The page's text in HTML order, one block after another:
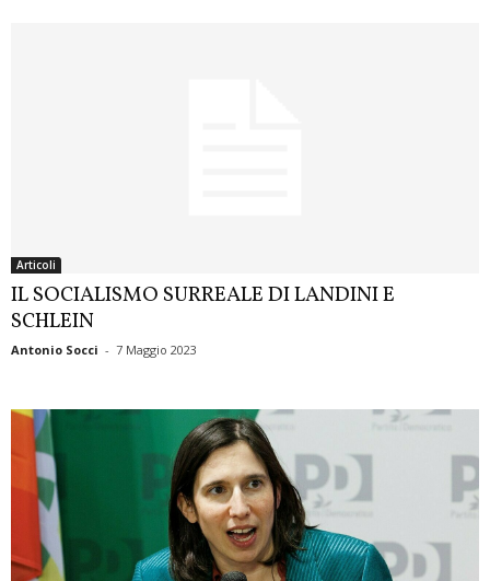
Articoli
IL SOCIALISMO SURREALE DI LANDINI E
SCHLEIN
Antonio Socci - 7 Maggio 2023